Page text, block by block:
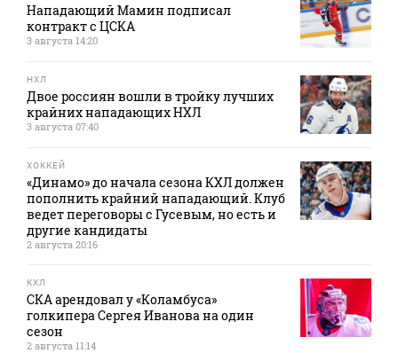
Нападающий Мамин подписал
контракт с ЦСКА
3 августа 14:20
НХЛ
Двое россиян вошли в тройку лучших
крайних нападающих НХЛ
3 августа 07:40
ХОККЕЙ
«Динамо» до начала сезона КХЛ должен
пополнить крайний нападающий. Клуб
ведет переговоры с Гусевым, но есть и
другие кандидаты
2 августа 20:16
КХЛ
СКА арендовал у «Коламбуса»
голкипера Сергея Иванова на один
сезон
2 августа 11:14